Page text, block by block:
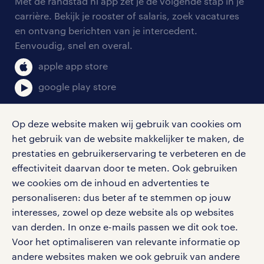
Op deze website maken wij gebruik van cookies om
het gebruik van de website makkelijker te maken, de
prestaties en gebruikerservaring te verbeteren en de
effectiviteit daarvan door te meten. Ook gebruiken
we cookies om de inhoud en advertenties te
personaliseren: dus beter af te stemmen op jouw
interesses, zowel op deze website als op websites
van derden. In onze e-mails passen we dit ook toe.
Voor het optimaliseren van relevante informatie op
andere websites maken we ook gebruik van andere
aanmelden nieuwsbrief
blogs en artikelen
salarischecker
bruto-netto calculator
onze vestigingen
pers
carrière. Bekijk je rooster of salaris, zoek vacatures
en ontvang berichten van je intercedent.
Eenvoudig, snel en overal.
apple app store
google play store
social media
Volg ons voor de leukste content omtrent
vacatures, solliciteren en inspiratie.
werken bij randstad